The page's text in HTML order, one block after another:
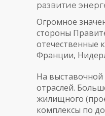
развитие
Огромное
стороны
отечественные
Франции,
На выставочной
отраслей.
жилищного
комплексы по